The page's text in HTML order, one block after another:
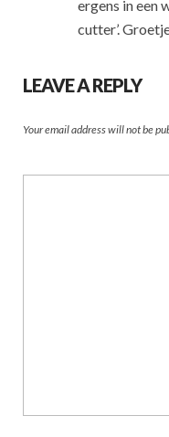
ergens in een
cutter’.
LEAVE A REPLY
Your email address will not be